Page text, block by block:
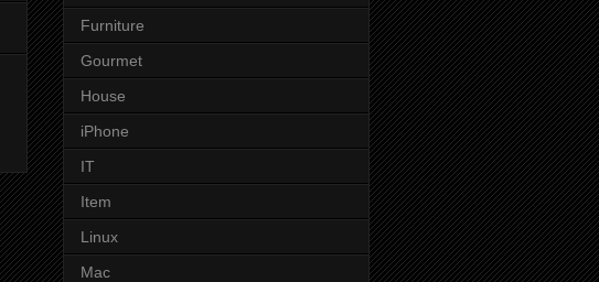
Furniture
Gourmet
House
iPhone
IT
Item
Linux
Mac